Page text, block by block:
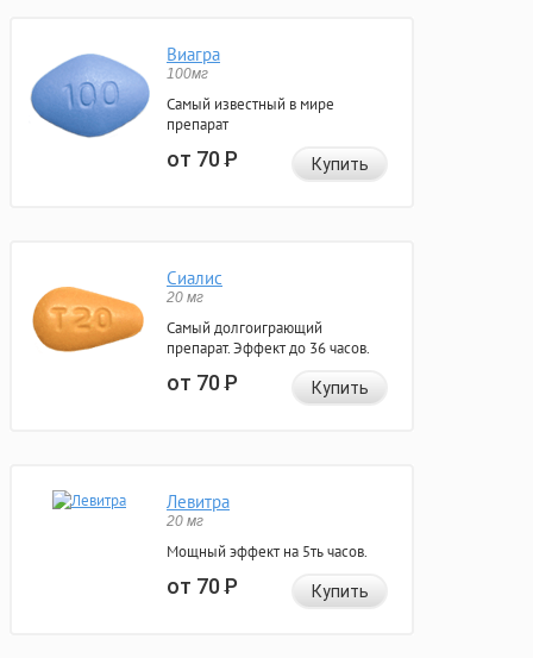
Виагра
100мг
Самый известный в мире
препарат
от 70Р Купить
Сиалис
20 мг
Самый долгоиграющий
препарат. Эффект до 36 часов.
от 70Р Купить
Левитра
20 мг
Мощный эффект на 5ть часов.
от 70Р Купить